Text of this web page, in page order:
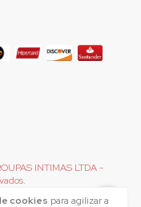
cookies para agilizar a
INTIMAS LTDA -
Brasil